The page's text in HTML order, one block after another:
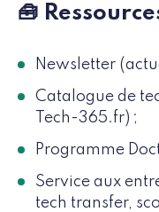
🧰
Newsletter
Catalogue de
Tech-365.fr) ;
Programme
Service aux
tech transfer,